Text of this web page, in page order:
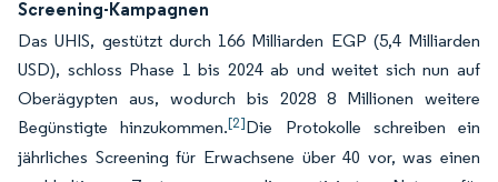
Screening-Kampagnen
Das UHIS, gestützt durch 166 Milliarden EGP (5,4 Milliarden
USD), schloss Phase 1 bis 2024 ab und weitet sich nun auf
Oberägypten aus, wodurch bis 2028 8 Millionen weitere
Begünstigte hinzukommen.[2]Die Protokolle schreiben ein
jährliches Screening für Erwachsene über 40 vor, was einen